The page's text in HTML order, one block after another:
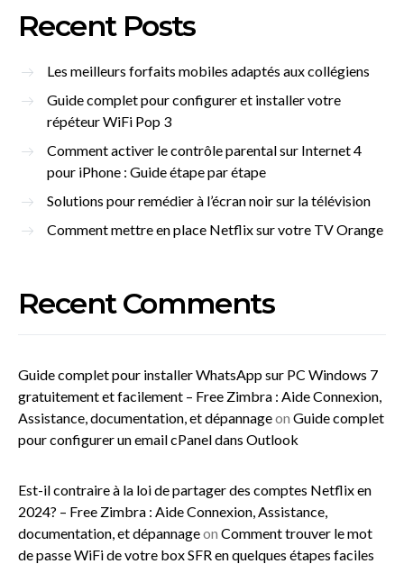
Recent Posts
Les meilleurs forfaits mobiles adaptés aux collégiens
Guide complet pour configurer et installer votre
répéteur WiFi Pop 3
Comment activer le contrôle parental sur Internet 4
pour iPhone : Guide étape par étape
Solutions pour remédier à l’écran noir sur la télévision
Comment mettre en place Netflix sur votre TV Orange
Recent Comments
Guide complet pour installer WhatsApp sur PC Windows 7
gratuitement et facilement – Free Zimbra : Aide Connexion,
Assistance, documentation, et dépannageon Guide complet
pour configurer un email cPanel dans Outlook
Est-il contraire à la loi de partager des comptes Netflix en
2024? – Free Zimbra : Aide Connexion, Assistance,
documentation, et dépannageon Comment trouver le mot
de passe WiFi de votre box SFR en quelques étapes faciles